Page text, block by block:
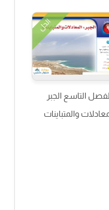
الحل
التاسع الجبر
والمتباينات